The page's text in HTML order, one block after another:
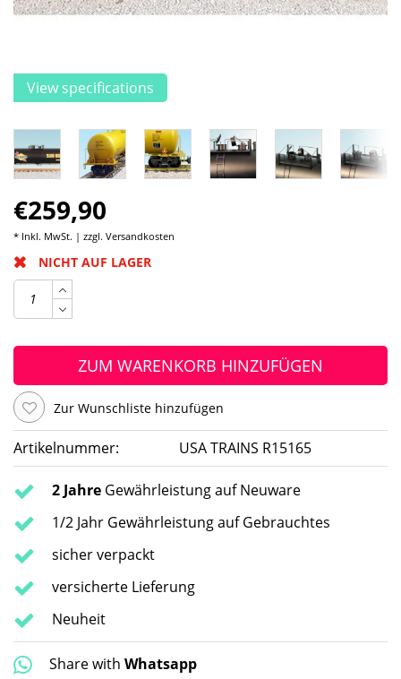
View specifications
€259,90
* Inkl. MwSt. | zzgl. Versandkosten
NICHT AUF LAGER
ZUM WARENKORB HINZUFÜGEN
Zur Wunschliste hinzufügen
Artikelnummer: USA TRAINS R15165
2 Jahre Gewährleistung auf Neuware
1/2 Jahr Gewährleistung auf Gebrauchtes
sicher verpackt
versicherte Lieferung
Neuheit
Share with Whatsapp